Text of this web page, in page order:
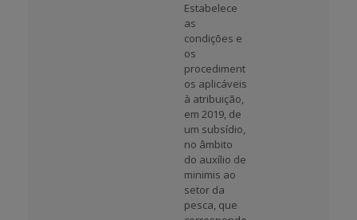
Estabelece
as
condições e
os
procediment
os aplicáveis
à atribuição,
em 2019, de
um subsídio,
no âmbito
do auxílio de
minimis ao
setor da
pesca, que